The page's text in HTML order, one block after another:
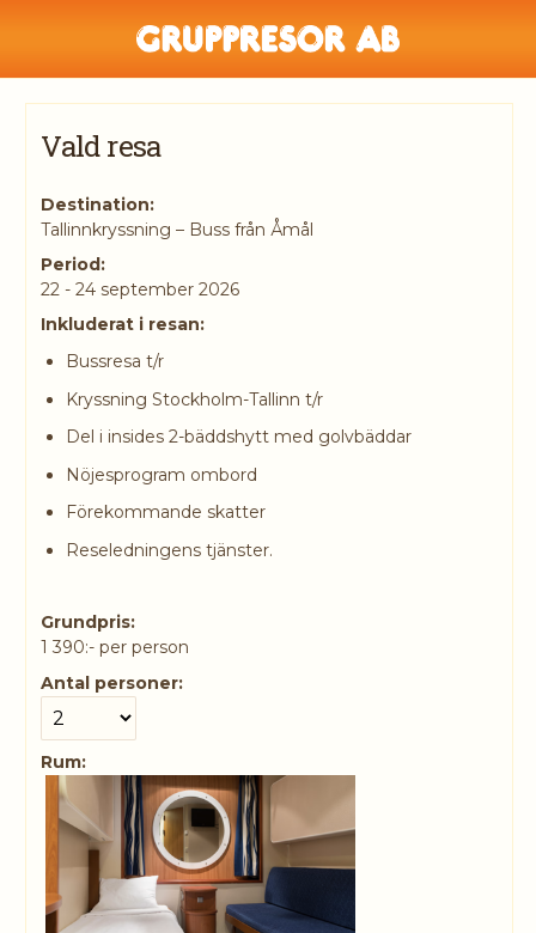
Vald resa
Destination:
Tallinnkryssning – Buss från Åmål
Period:
22 - 24 september 2026
Inkluderat i resan:
Bussresa t/r
Kryssning Stockholm-Tallinn t/r
Del i insides 2-bäddshytt med golvbäddar
Nöjesprogram ombord
Förekommande skatter
Reseledningens tjänster.
Grundpris:
1 390:- per person
Antal personer:
Rum: